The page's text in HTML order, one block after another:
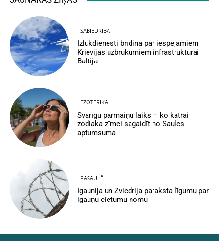
SABIEDRĪBA
Izlūkdienesti brīdina par iespējamiem
Krievijas uzbrukumiem infrastruktūrai
Baltijā
EZOTĒRIKA
Svarīgu pārmaiņu laiks – ko katrai
zodiaka zīmei sagaidīt no Saules
aptumsuma
PASAULĒ
Igaunija un Zviedrija paraksta līgumu par
igauņu cietumu nomu